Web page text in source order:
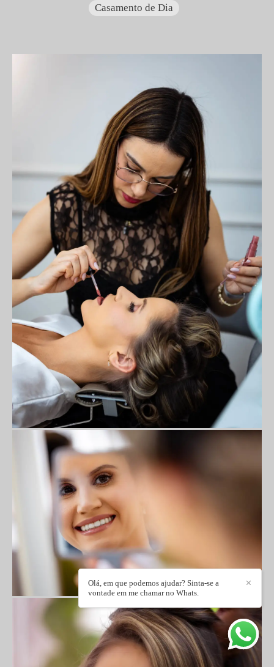
Casamento de Dia
✕
Olá, em que podemos ajudar? Sinta-se a
vontade em me chamar no Whats.